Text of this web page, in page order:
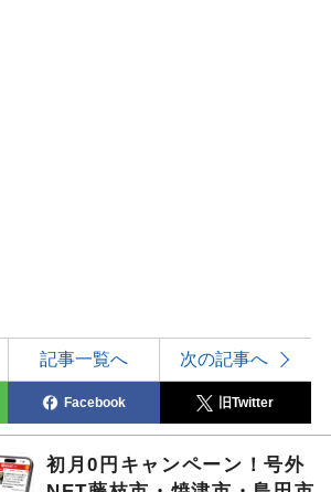
記事一覧へ 次の記事へ
Facebook 旧Twitter
初月0円キャンペーン！号外